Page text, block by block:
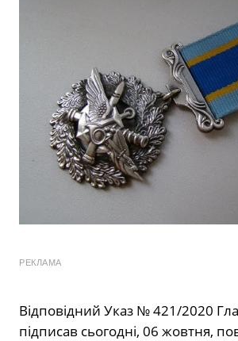
РЕКЛАМА
Відповідний Указ № 421/2020
підписав сьогодні, 06 жовтня,